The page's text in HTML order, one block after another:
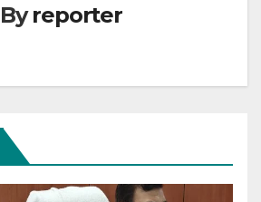
Byreporter